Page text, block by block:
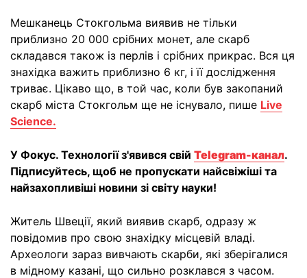
Мешканець Стокгольма виявив не тільки
приблизно 20 000 срібних монет, але скарб
складався також із перлів і срібних прикрас. Вся ця
знахідка важить приблизно 6 кг, і її дослідження
триває. Цікаво що, в той час, коли був закопаний
скарб міста Стокгольм ще не існувало, пише Live
Science.
У Фокус. Технології з'явився свій Telegram-канал.
Підписуйтесь, щоб не пропускати найсвіжіші та
найзахопливіші новини зі світу науки!
Житель Швеції, який виявив скарб, одразу ж
повідомив про свою знахідку місцевій владі.
Археологи зараз вивчають скарби, які зберігалися
в мідному казані, що сильно розклався з часом.